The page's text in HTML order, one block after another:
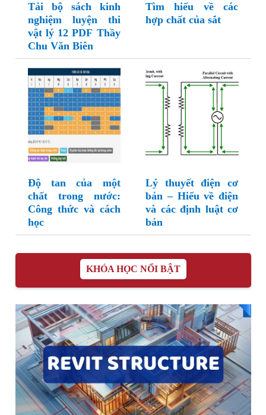
Tải bộ sách kinh
nghiệm luyện thi
vật lý 12 PDF Thầy
Chu Văn Biên
Tìm hiểu về các
hợp chất của sắt
Độ tan của một
chất trong nước:
Công thức và cách
học
Lý thuyết điện cơ
bản – Hiểu về điện
và các định luật cơ
bản
KHÓA HỌC NỔI BẬT